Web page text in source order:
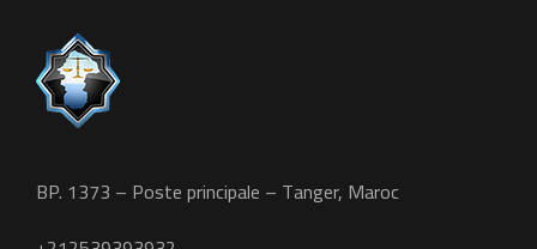
BP. 1373 – Poste principale – Tanger, Maroc